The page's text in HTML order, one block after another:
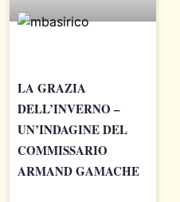
LA GRAZIA
DELL’INVERNO –
UN’INDAGINE DEL
COMMISSARIO
ARMAND GAMACHE